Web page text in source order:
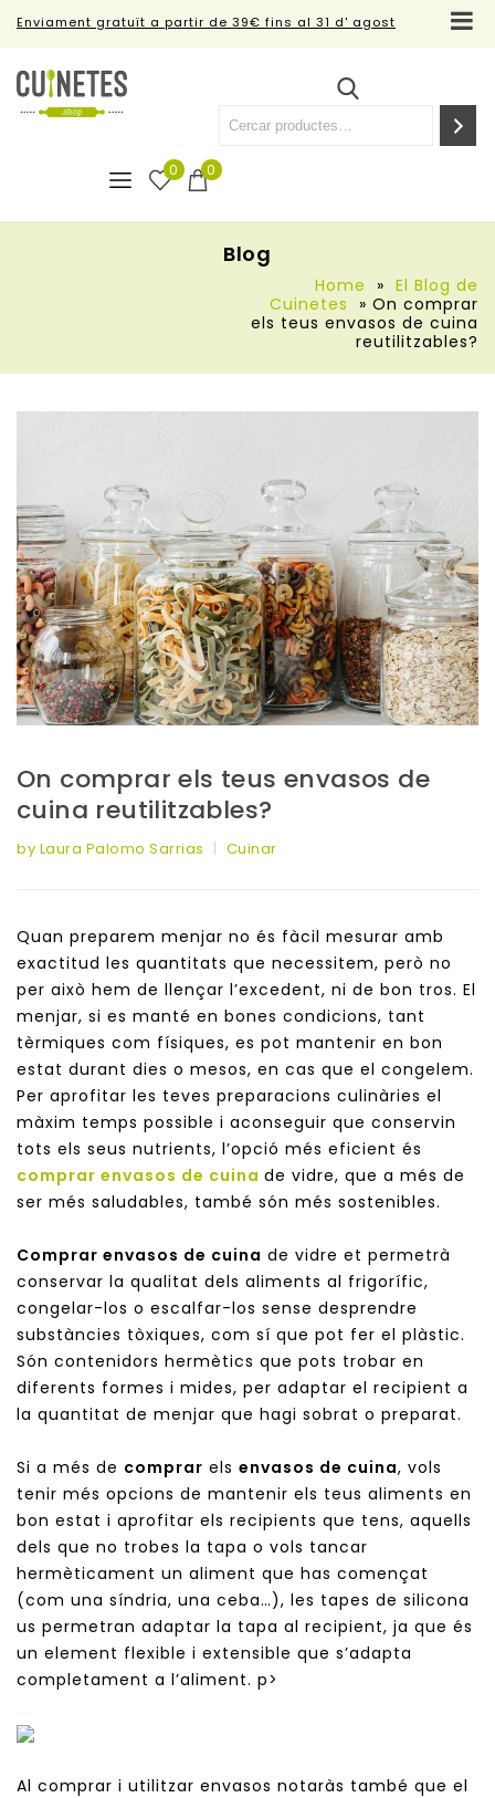
Enviament gratuït a partir de 39€ fins al 31 d' agost
0
0
Blog
Home » El Blog de
Cuinetes
» On comprar
els teus envasos de cuina
reutilitzables?
On comprar els teus envasos de
cuina reutilitzables?
by Laura Palomo Sarrias Cuinar
Quan preparem menjar no és fàcil mesurar amb
exactitud les quantitats que necessitem, però no
per això hem de llençar l’excedent, ni de bon tros. El
menjar, si es manté en bones condicions, tant
tèrmiques com físiques, es pot mantenir en bon
estat durant dies o mesos, en cas que el congelem.
Per aprofitar les teves preparacions culinàries el
màxim temps possible i aconseguir que conservin
tots els seus nutrients, l’opció més eficient és
comprar envasos de cuina de vidre, que a més de
ser més saludables, també són més sostenibles.
Comprar envasos de cuina de vidre et permetrà
conservar la qualitat dels aliments al frigorífic,
congelar-los o escalfar-los sense desprendre
substàncies tòxiques, com sí que pot fer el plàstic.
Són contenidors hermètics que pots trobar en
diferents formes i mides, per adaptar el recipient a
la quantitat de menjar que hagi sobrat o preparat.
Si a més de comprar els envasos de cuina, vols
tenir més opcions de mantenir els teus aliments en
bon estat i aprofitar els recipients que tens, aquells
dels que no trobes la tapa o vols tancar
hermèticament un aliment que has començat
(com una síndria, una ceba…), les tapes de silicona
us permetran adaptar la tapa al recipient, ja que és
un element flexible i extensible que s’adapta
completament a l’aliment. p>
Al comprar i utilitzar envasos notaràs també que el